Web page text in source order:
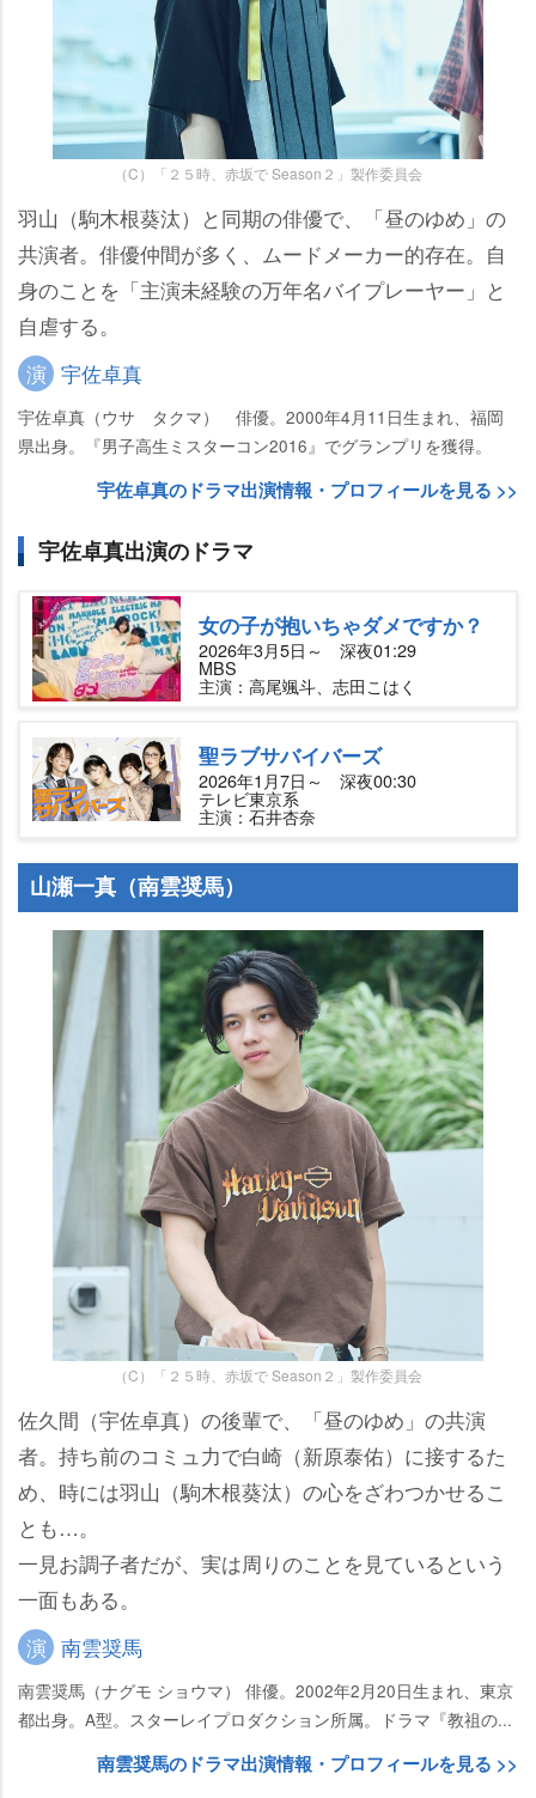
（C）「２５時、赤坂で Season２」製作委員会
羽山（駒木根葵汰）と同期の俳優で、「昼のゆめ」の
共演者。俳優仲間が多く、ムードメーカー的存在。自
身のことを「主演未経験の万年名バイプレーヤー」と
自虐する。
演 宇佐卓真
宇佐卓真（ウサ タクマ） 俳優。2000年4月11日生まれ、福岡
県出身。『男子高生ミスターコン2016』でグランプリを獲得。
宇佐卓真のドラマ出演情報・プロフィールを見る >>
宇佐卓真出演のドラマ
女の子が抱いちゃダメですか？
2026年3月5日～ 深夜01:29
MBS
主演：高尾颯斗、志田こはく
聖ラブサバイバーズ
2026年1月7日～ 深夜00:30
テレビ東京系
主演：石井杏奈
山瀬一真（南雲奨馬）
（C）「２５時、赤坂で Season２」製作委員会
佐久間（宇佐卓真）の後輩で、「昼のゆめ」の共演
者。持ち前のコミュ力で白崎（新原泰佑）に接するた
め、時には羽山（駒木根葵汰）の心をざわつかせるこ
とも…。
一見お調子者だが、実は周りのことを見ているという
一面もある。
演 南雲奨馬
南雲奨馬（ナグモ ショウマ） 俳優。2002年2月20日生まれ、東京
都出身。A型。スターレイプロダクション所属。ドラマ『教祖の...
南雲奨馬のドラマ出演情報・プロフィールを見る >>